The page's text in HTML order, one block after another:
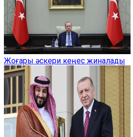
Жоғары әскери кеңес жиналады